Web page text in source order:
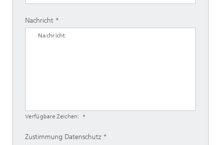
Nachricht
Verfügbare Zeichen:
Zustimmung Datenschutz